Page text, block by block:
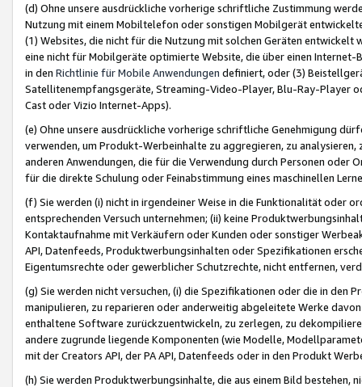
(d) Ohne unsere ausdrückliche vorherige schriftliche Zustimmung
Nutzung mit einem Mobiltelefon oder sonstigen Mobilgerät
(1) Websites, die nicht für die Nutzung mit solchen Geräten
eine nicht für Mobilgeräte optimierte Website, die über einen
in den Richtlinie für Mobile Anwendungen definiert, oder (3)
Satellitenempfangsgeräte, Streaming-Video-Player, Blu-Ray-Player
Cast oder Vizio Internet-Apps).
(e) Ohne unsere ausdrückliche vorherige schriftliche Genehmigung
verwenden, um Produkt-Werbeinhalte zu aggregieren, zu
anderen Anwendungen, die für die Verwendung durch Personen
für die direkte Schulung oder Feinabstimmung eines maschinellen
(f) Sie werden (i) nicht in irgendeiner Weise in die Funktionalität oder
entsprechenden Versuch unternehmen; (ii) keine
Kontaktaufnahme mit Verkäufern oder Kunden oder sonstiger
API, Datenfeeds, Produktwerbungsinhalten oder Spezifikationen
Eigentumsrechte oder gewerblicher Schutzrechte, nicht entfernen,
(g) Sie werden nicht versuchen, (i) die Spezifikationen oder die in
manipulieren, zu reparieren oder anderweitig abgeleitete Werke
enthaltene Software zurückzuentwickeln, zu zerlegen, zu
andere zugrunde liegende Komponenten (wie Modelle,
mit der Creators API, der PA API, Datenfeeds oder in den Produkt
(h) Sie werden Produktwerbungsinhalte, die aus einem Bild bestehen,